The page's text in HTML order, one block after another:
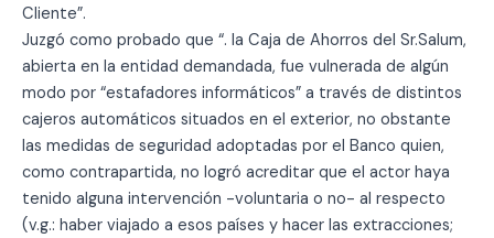
Cliente”.
Juzgó como probado que “. la Caja de Ahorros del Sr.Salum,
abierta en la entidad demandada, fue vulnerada de algún
modo por “estafadores informáticos” a través de distintos
cajeros automáticos situados en el exterior, no obstante
las medidas de seguridad adoptadas por el Banco quien,
como contrapartida, no logró acreditar que el actor haya
tenido alguna intervención -voluntaria o no- al respecto
(v.g.: haber viajado a esos países y hacer las extracciones;